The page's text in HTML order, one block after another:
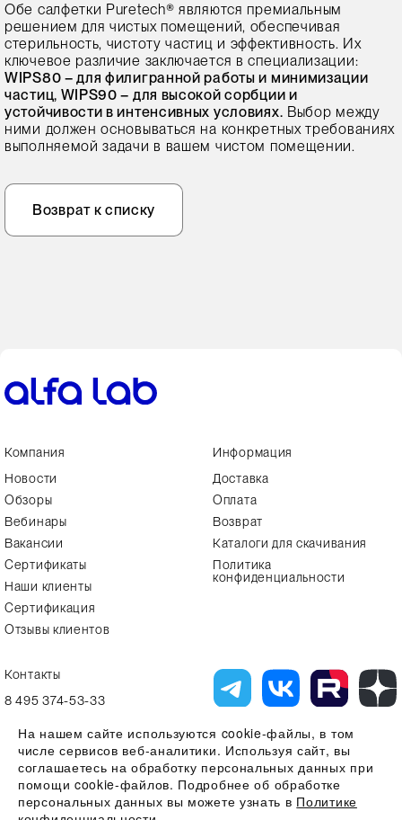
Обе салфетки Puretech® являются премиальным
решением для чистых помещений, обеспечивая
стерильность, чистоту частиц и эффективность. Их
ключевое различие заключается в специализации:
WIPS80 – для филигранной работы и минимизации
частиц, WIPS90 – для высокой сорбции и
устойчивости в интенсивных условиях. Выбор между
ними должен основываться на конкретных требованиях
выполняемой задачи в вашем чистом помещении.
Возврат к списку
Компания
Новости
Обзоры
Вебинары
Вакансии
Сертификаты
Наши клиенты
Сертификация
Отзывы клиентов
Информация
Доставка
Оплата
Возврат
Каталоги для скачивания
Политика
конфиденциальности
Контакты
8 495 374-53-33
Вся представленная на сайте информация, касающаяся технических
характеристик, наличия на складе, стоимости товаров, носит
информационный характер и ни при каких условиях не является
На нашем сайте используются cookie-файлы, в том
числе сервисов веб-аналитики. Используя сайт, вы
соглашаетесь на обработку персональных данных при
помощи cookie-файлов. Подробнее об обработке
персональных данных вы можете узнать в Политике